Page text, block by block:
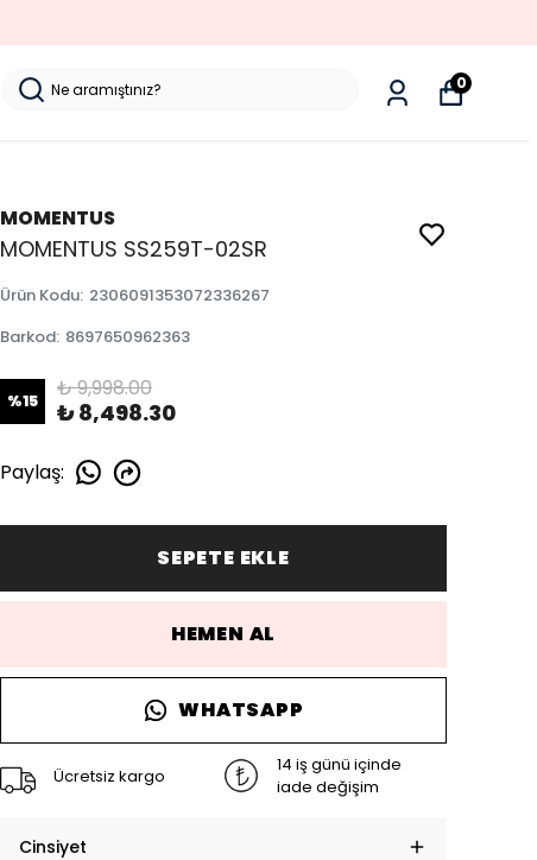
0
MOMENTUS
MOMENTUS SS259T-02SR
Ürün Kodu: 2306091353072336267
Barkod: 8697650962363
%15 ₺ 9,998.00
₺ 8,498.30
Paylaş:
SEPETE EKLE
HEMEN AL
WHATSAPP
Ücretsiz kargo
14 iş günü içinde
iade değişim
Cinsiyet